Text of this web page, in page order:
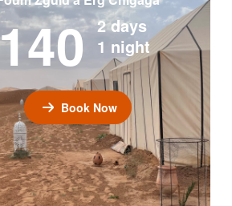
2 days
1 night
Book Now